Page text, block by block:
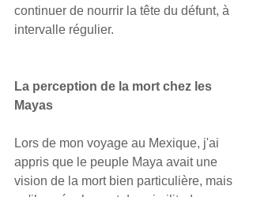
continuer de nourrir la tête du défunt, à
intervalle régulier.
La perception de la mort chez les
Mayas
Lors de mon voyage au Mexique, j'ai
appris que le peuple Maya avait une
vision de la mort bien particulière, mais